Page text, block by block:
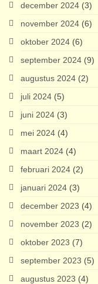
december 2024 (3)
november 2024 (6)
oktober 2024 (6)
september 2024 (9)
augustus 2024 (2)
juli 2024 (5)
juni 2024 (3)
mei 2024 (4)
maart 2024 (4)
februari 2024 (2)
januari 2024 (3)
december 2023 (4)
november 2023 (2)
oktober 2023 (7)
september 2023 (5)
augustus 2023 (4)